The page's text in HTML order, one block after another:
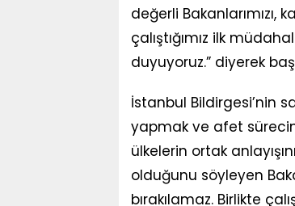
değerli
çalıştığımız ilk
duyuyoruz.” diyerek
İstanbul Bildirgesi’nin
yapmak ve afet
ülkelerin ortak
olduğunu söyleyen
bırakılamaz. Birlikte